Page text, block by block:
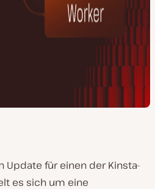
Update für einen der Kinsta-
es sich um eine